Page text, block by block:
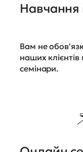
Навчання
Вам не
наших
семінари.